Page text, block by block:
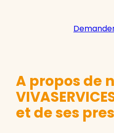
A propos de
et de ses